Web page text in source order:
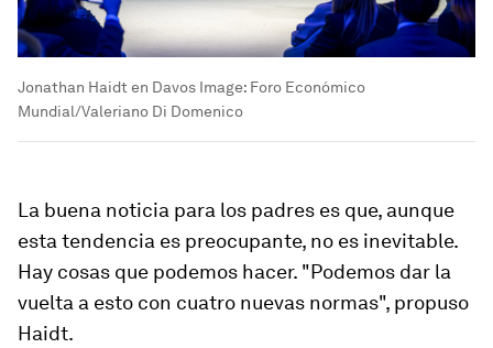
Jonathan Haidt en Davos Image: Foro Económico
Mundial/Valeriano Di Domenico
La buena noticia para los padres es que, aunque
esta tendencia es preocupante, no es inevitable.
Hay cosas que podemos hacer. "Podemos dar la
vuelta a esto con cuatro nuevas normas", propuso
Haidt.